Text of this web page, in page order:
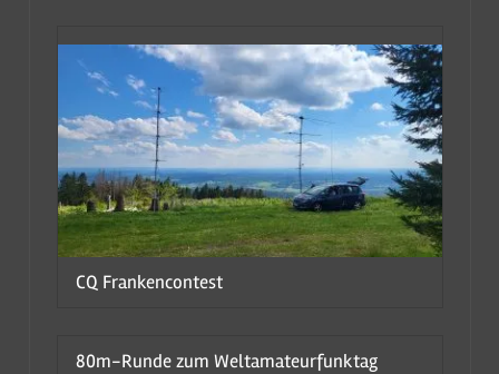
CQ Frankencontest
80m-Runde zum Weltamateurfunktag